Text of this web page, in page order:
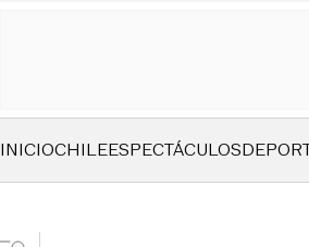
INICIOCHILEESPECTÁCULOS